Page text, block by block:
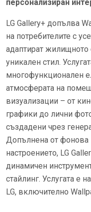
персонализиран
LG Gallery+ допълва
на потребителите с
адаптират жилищното
уникален стил.
многофункционален
атмосферата на
визуализации – от
графики до лични
създадени чрез
Допълнена от фонова
настроението, LG
динамичен
стайлинг. Услугата е
LG, включително